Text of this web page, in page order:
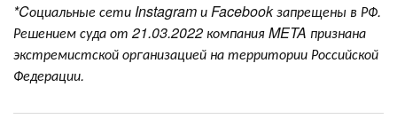
*Cоциальные сети Instagram и Facebook запрещены в РФ.
Решением суда от 21.03.2022 компания META признана
экстремистской организацией на территории Российской
Федерации.